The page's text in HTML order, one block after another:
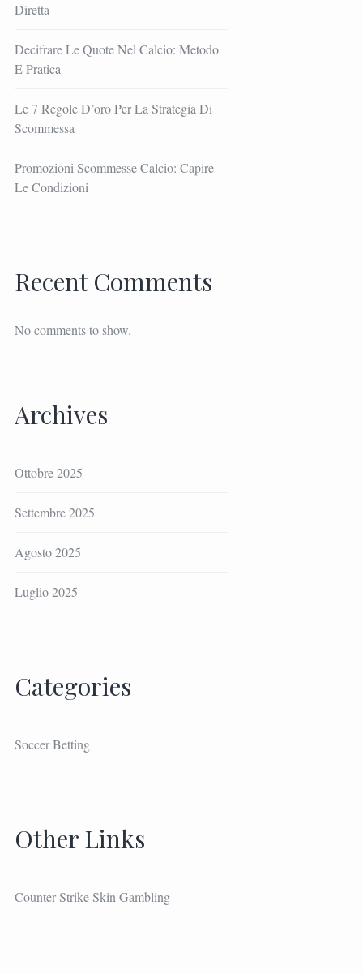
Diretta
Decifrare Le Quote Nel Calcio: Metodo
E Pratica
Le 7 Regole D’oro Per La Strategia Di
Scommessa
Promozioni Scommesse Calcio: Capire
Le Condizioni
Recent Comments
No comments to show.
Archives
Ottobre 2025
Settembre 2025
Agosto 2025
Luglio 2025
Categories
Soccer Betting
Other Links
Counter-Strike Skin Gambling